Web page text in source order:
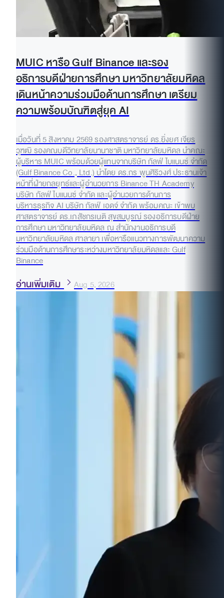
MUIC หารือ Gulf Binance และรอง
อธิการบดีฝ่ายการศึกษา มหาวิทยาลัยมหิดล
เดินหน้าความร่วมมือด้านการศึกษา เตรียม
ความพร้อมบัณฑิตสู่ยุค AI
เมื่อวันที่ 5 สิงหาคม 2569 รองศาสตราจารย์ ดร.ยิ่งยศ เจียร
วุฑฒิ รองคณบดีวิทยาลัยนานาชาติ มหาวิทยาลัยมหิดล นำคณะ
ผู้บริหาร MUIC พร้อมด้วยผู้แทนจากบริษัท กัลฟ์ ไบแนนซ์ จำกัด
(Gulf Binance Co., Ltd.) นำโดย ดร.กร พูนศิริวงศ์ ประธานเจ้า
หน้าที่ฝ่ายกลยุทธ์และผู้อำนวยการ Binance TH Academy
บริษัท กัลฟ์ ไบแนนซ์ จำกัด และผู้อำนวยการด้านการ
บริหารธุรกิจ AI บริษัท กัลฟ์ เอดจ์ จำกัด พร้อมคณะ เข้าพบ
ศาสตราจารย์ ดร.เภสัชกรเนติ สุขสมบูรณ์ รองอธิการบดีฝ่าย
การศึกษา มหาวิทยาลัยมหิดล ณ สำนักงานอธิการบดี
มหาวิทยาลัยมหิดล ศาลายา เพื่อหารือแนวทางการพัฒนาความ
ร่วมมือด้านการศึกษาระหว่างมหาวิทยาลัยมหิดลและ Gulf
Binance
อ่านเพิ่มเติม Aug 5, 2026